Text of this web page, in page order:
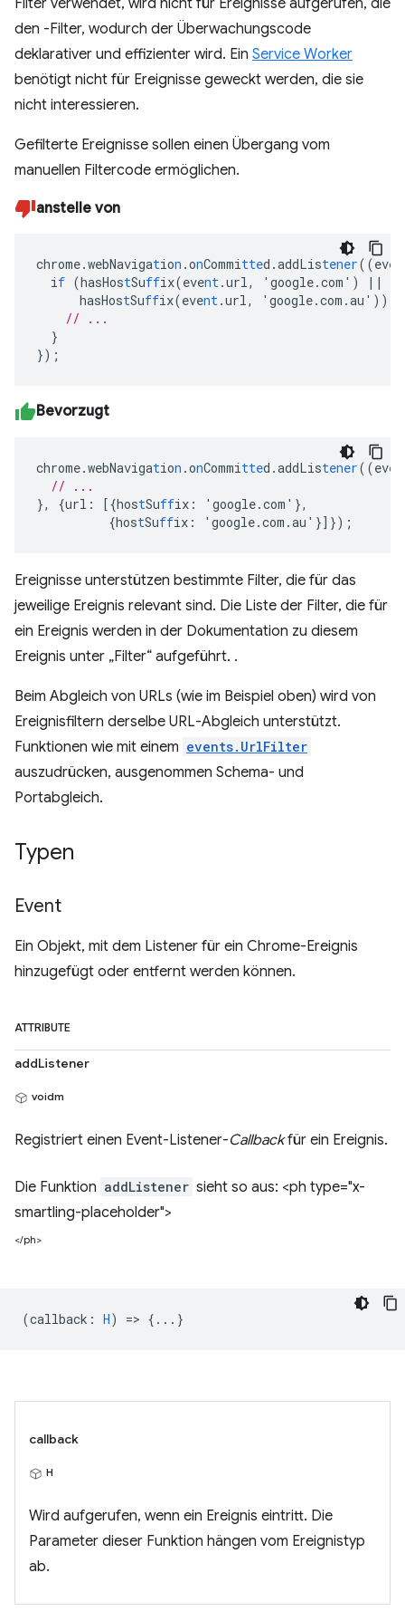
den -Filter, wodurch der Überwachungscode
deklarativer und effizienter wird. Ein Service Worker
benötigt nicht für Ereignisse geweckt werden, die sie
nicht interessieren.
Gefilterte Ereignisse sollen einen Übergang vom
manuellen Filtercode ermöglichen.
anstelle von
chrome.webNavigation .onCommitted.addListener((eve
if (hasHostSuffix(event.url, 'google.com')
||
hasHostSuffix(event.url, 'google.com.au'))
// ...
}
});
Bevorzugt
chrome.webNavigation .onCommitted.addListener((eve
// ...
},
{url : [{hostSuffix : 'google.com' },
{hostSuffix : 'google.com.au' }]});
Ereignisse unterstützen bestimmte Filter, die für das
jeweilige Ereignis relevant sind. Die Liste der Filter, die für
ein Ereignis werden in der Dokumentation zu diesem
Ereignis unter „Filter“ aufgeführt. .
Beim Abgleich von URLs (wie im Beispiel oben) wird von
Ereignisfiltern derselbe URL-Abgleich unterstützt.
Funktionen wie mit einem events.UrlFilter
auszudrücken, ausgenommen Schema- und
Portabgleich.
Typen
Event
Ein Objekt, mit dem Listener für ein Chrome-Ereignis
hinzugefügt oder entfernt werden können.
ATTRIBUTE
addListener
voidm
Registriert einen Event-Listener-Callbackfür ein Ereignis.
Die Funktion addListener sieht so aus: <ph type="x-
smartling-placeholder">
</ph>
(callback : H) => {...}
callback
H
Wird aufgerufen, wenn ein Ereignis eintritt. Die
Parameter dieser Funktion hängen vom Ereignistyp
ab.